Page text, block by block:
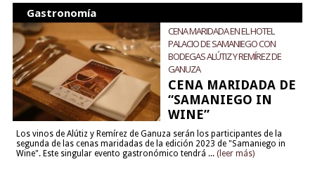
Gastronomía
CENA MARIDADA EN EL HOTEL
PALACIO DE SAMANIEGO CON
BODEGAS ALÚTIZ Y REMÍREZ DE
GANUZA
CENA MARIDADA DE
“SAMANIEGO IN
WINE”
Los vinos de Alútiz y Remírez de Ganuza serán los participantes de la
segunda de las cenas maridadas de la edición 2023 de "Samaniego in
Wine". Este singular evento gastronómico tendrá ... (leer más)